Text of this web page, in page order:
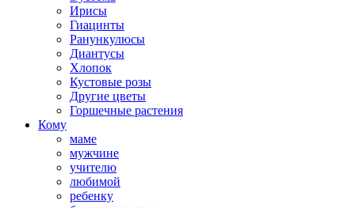
Ирисы
Гиацинты
Ранункулюсы
Диантусы
Хлопок
Кустовые розы
Другие цветы
Горшечные растения
Кому
маме
мужчине
учителю
любимой
ребенку